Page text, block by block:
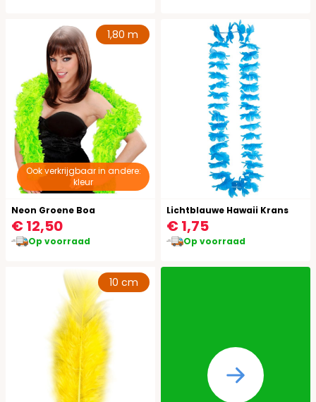
Ook verkrijgbaar in andere:
kleur
1,80 m
Neon Groene Boa
€ 12,50
Op voorraad
Lichtblauwe Hawaii Krans
€ 1,75
Op voorraad
10 cm